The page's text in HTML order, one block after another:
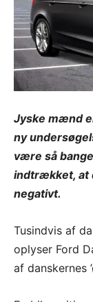
Jyske mænd
ny
være så
indtrækket, at
negativt.
Tusindvis af
oplyser Ford
af danskernes